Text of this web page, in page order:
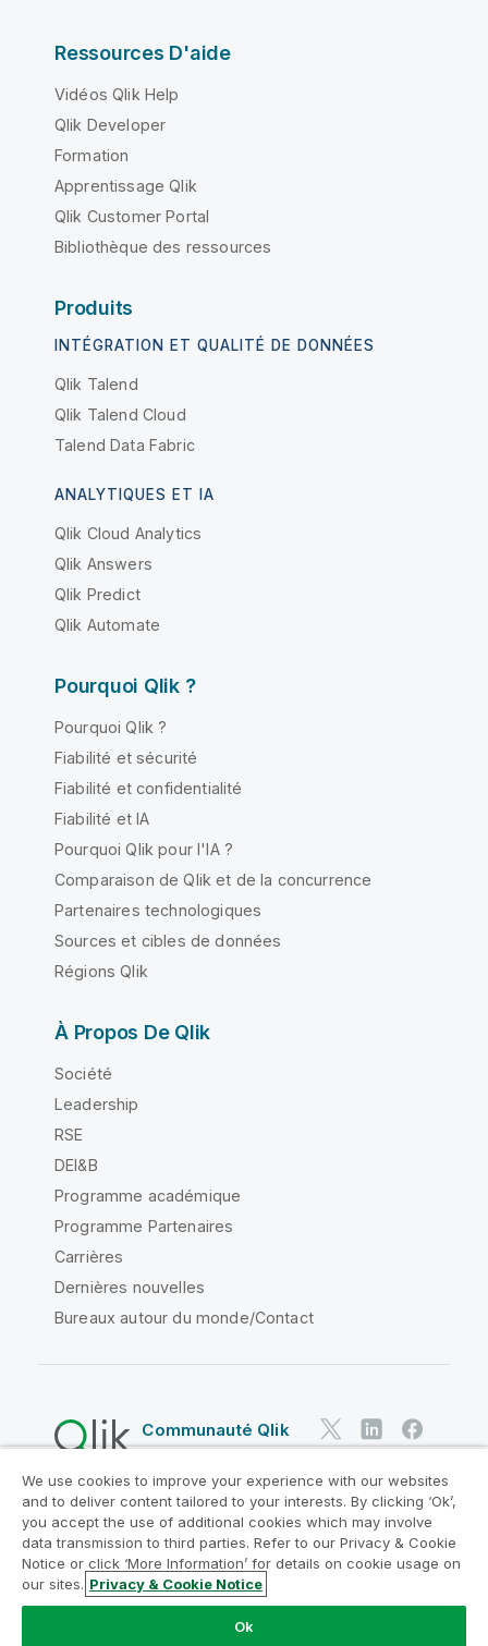
Ressources D'aide
Vidéos Qlik Help
Qlik Developer
Formation
Apprentissage Qlik
Qlik Customer Portal
Bibliothèque des ressources
Produits
INTÉGRATION ET QUALITÉ DE DONNÉES
Qlik Talend
Qlik Talend Cloud
Talend Data Fabric
ANALYTIQUES ET IA
Qlik Cloud Analytics
Qlik Answers
Qlik Predict
Qlik Automate
Pourquoi Qlik ?
Pourquoi Qlik ?
Fiabilité et sécurité
Fiabilité et confidentialité
Fiabilité et IA
Pourquoi Qlik pour l'IA ?
Comparaison de Qlik et de la concurrence
Partenaires technologiques
Sources et cibles de données
Régions Qlik
À Propos De Qlik
Société
Leadership
RSE
DEI&B
Programme académique
Programme Partenaires
Carrières
Dernières nouvelles
Bureaux autour du monde/Contact
Communauté Qlik
Contrats juridiques
Conditions d'utilisation des produits
Legal Policies
Conditions légales
Conditions d'utilisation
Marques
Do Not Share My Info
Copyright © 1993-2026 QlikTech International AB. Tous
We use cookies to improve your experience with our websites
and to deliver content tailored to your interests. By clicking ‘Ok’,
you accept the use of additional cookies which may involve
data transmission to third parties. Refer to our Privacy & Cookie
Notice or click ‘More Information’ for details on cookie usage on
our sites. Privacy & Cookie Notice
Ok